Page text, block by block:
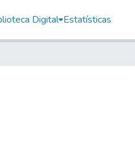
Digital Estatísticas